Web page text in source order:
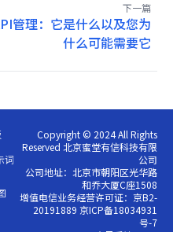
下一篇
管理：它是什么以及您为
什么可能需要它
词
Copyright © 2024 All Rights
Reserved 北京蜜堂有信科技有限
公司
公司地址：北京市朝阳区光华路
和乔大厦C座1508
增值电信业务经营许可证：京B2-
20191889 京ICP备18034931
号-7